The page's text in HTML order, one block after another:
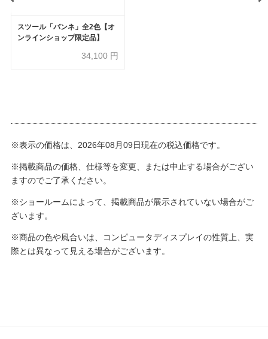
スツール「パンネ」全2色【オ
ンラインショップ限定品】
34,100 円
※表示の価格は、2026年08月09日現在の税込価格です。
※掲載商品の価格、仕様等を変更、または中止する場合がござい
ますのでご了承ください。
※ショールームによって、掲載商品が展示されていない場合がご
ざいます。
※商品の色や風合いは、コンピュータディスプレイの性質上、実
際とは異なって見える場合がございます。